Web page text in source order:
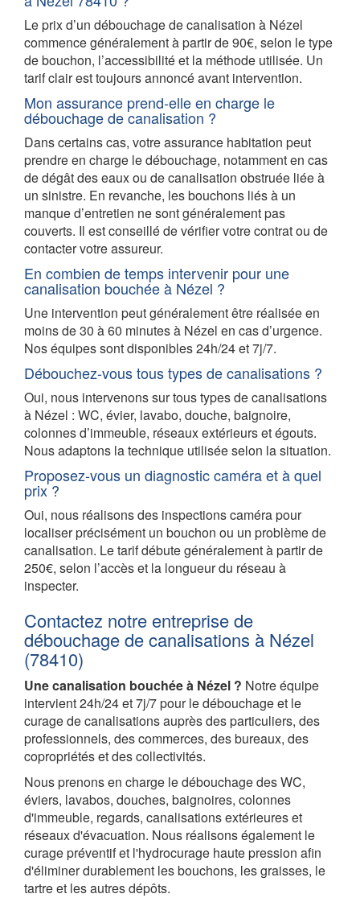
Le prix d’un débouchage de canalisation à Nézel
commence généralement à partir de 90€, selon le type
de bouchon, l’accessibilité et la méthode utilisée. Un
tarif clair est toujours annoncé avant intervention.
Mon assurance prend-elle en charge le
débouchage de canalisation ?
Dans certains cas, votre assurance habitation peut
prendre en charge le débouchage, notamment en cas
de dégât des eaux ou de canalisation obstruée liée à
un sinistre. En revanche, les bouchons liés à un
manque d’entretien ne sont généralement pas
couverts. Il est conseillé de vérifier votre contrat ou de
contacter votre assureur.
En combien de temps intervenir pour une
canalisation bouchée à Nézel ?
Une intervention peut généralement être réalisée en
moins de 30 à 60 minutes à Nézel en cas d’urgence.
Nos équipes sont disponibles 24h/24 et 7j/7.
Débouchez-vous tous types de canalisations ?
Oui, nous intervenons sur tous types de canalisations
à Nézel : WC, évier, lavabo, douche, baignoire,
colonnes d’immeuble, réseaux extérieurs et égouts.
Nous adaptons la technique utilisée selon la situation.
Proposez-vous un diagnostic caméra et à quel
prix ?
Oui, nous réalisons des inspections caméra pour
localiser précisément un bouchon ou un problème de
canalisation. Le tarif débute généralement à partir de
250€, selon l’accès et la longueur du réseau à
inspecter.
Contactez notre entreprise de
débouchage de canalisations à Nézel
(78410)
Une canalisation bouchée à Nézel ? Notre équipe
intervient 24h/24 et 7j/7 pour le débouchage et le
curage de canalisations auprès des particuliers, des
professionnels, des commerces, des bureaux, des
copropriétés et des collectivités.
Nous prenons en charge le débouchage des WC,
éviers, lavabos, douches, baignoires, colonnes
d'immeuble, regards, canalisations extérieures et
réseaux d'évacuation. Nous réalisons également le
curage préventif et l'hydrocurage haute pression afin
d'éliminer durablement les bouchons, les graisses, le
tartre et les autres dépôts.